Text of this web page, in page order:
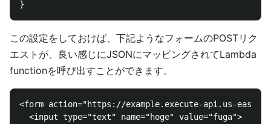
この設定をしておけば、下記ようなフォームのPOSTリク
エストが、良い感じにJSONにマッピングされてLambda
functionを呼び出すことができます。
<form action="https://example.execute-api.us-east-
  <input type="text" name="hoge" value="fuga">